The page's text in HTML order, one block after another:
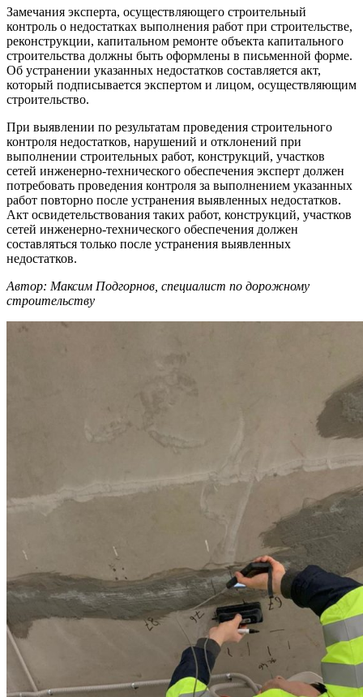
Замечания эксперта, осуществляющего строительный
контроль о недостатках выполнения работ при строительстве,
реконструкции, капитальном ремонте объекта капитального
строительства должны быть оформлены в письменной форме.
Об устранении указанных недостатков составляется акт,
который подписывается экспертом и лицом, осуществляющим
строительство.
При выявлении по результатам проведения строительного
контроля недостатков, нарушений и отклонений при
выполнении строительных работ, конструкций, участков
сетей инженерно-технического обеспечения эксперт должен
потребовать проведения контроля за выполнением указанных
работ повторно после устранения выявленных недостатков.
Акт освидетельствования таких работ, конструкций, участков
сетей инженерно-технического обеспечения должен
составляться только после устранения выявленных
недостатков.
Автор: Максим Подгорнов, специалист по дорожному
строительству